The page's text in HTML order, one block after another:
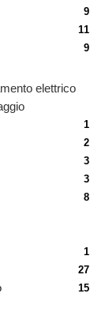
9
11
9
elettrico
1
2
3
3
8
1
27
15